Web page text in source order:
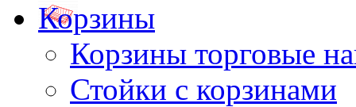
Корзины
Корзины торговые
Стойки с корзинами